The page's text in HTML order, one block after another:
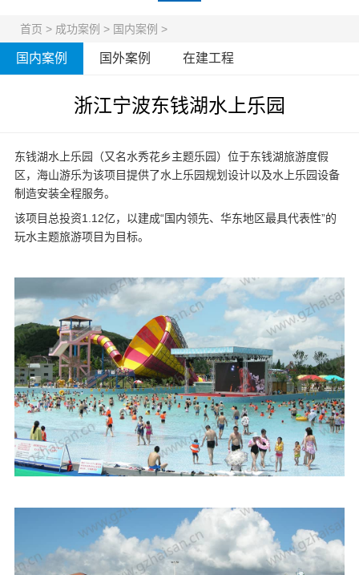
首页 > 成功案例 > 国内案例 >
国内案例 国外案例 在建工程
浙江宁波东钱湖水上乐园
东钱湖水上乐园（又名水秀花乡主题乐园）位于东钱湖旅游度假
区，海山游乐为该项目提供了水上乐园规划 设计以及水上乐园设备
制造安装全程服务。
该项目总投资1.12亿，以建成“国内领先、华东地区最具代表性”的
玩水主题旅游项目为目标。